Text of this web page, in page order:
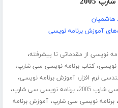
آموزش برنامه نویسی
نویسی از مقدماتی تا پیشرفته،
نویسی،کتاب برنامه نویسی سی شارپ،
نرم افزار،آموزش برنامه نویسی،
شارپ 2005 ،برنامه نویسی سی شارپ،
،برنامه نویسی سی شارپ،آموزش برنامه